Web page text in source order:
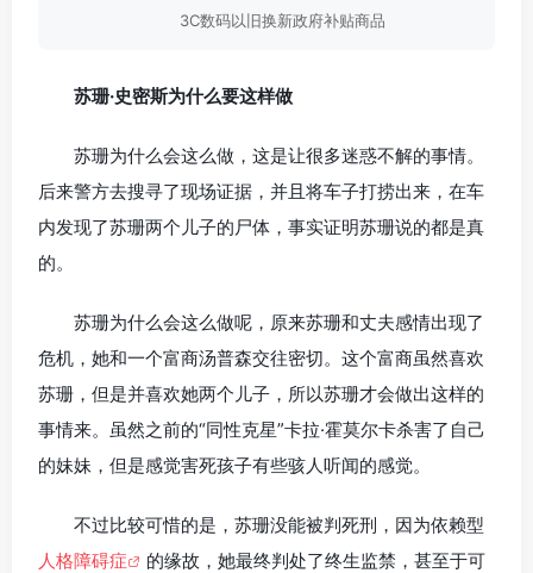
3C数码以旧换新政府补贴商品
苏珊·史密斯为什么要这样做
苏珊为什么会这么做，这是让很多迷惑不解的事情。
后来警方去搜寻了现场证据，并且将车子打捞出来，在车
内发现了苏珊两个儿子的尸体，事实证明苏珊说的都是真
的。
苏珊为什么会这么做呢，原来苏珊和丈夫感情出现了
危机，她和一个富商汤普森交往密切。这个富商虽然喜欢
苏珊，但是并喜欢她两个儿子，所以苏珊才会做出这样的
事情来。虽然之前的“同性克星”卡拉·霍莫尔卡杀害了自己
的妹妹，但是感觉害死孩子有些骇人听闻的感觉。
不过比较可惜的是，苏珊没能被判死刑，因为依赖型
人格障碍症
的缘故，她最终判处了终生监禁，甚至于可